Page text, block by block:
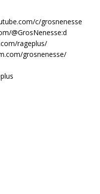
c/grosnenesse
@GrosNenesse:d
rageplus/
grosnenesse/